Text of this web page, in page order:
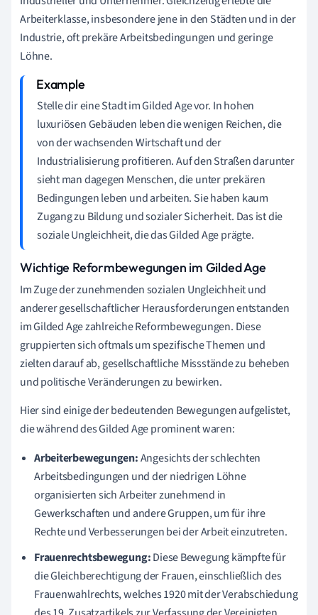
Arbeiterklasse, insbesondere jene in den Städten und in der
Industrie, oft prekäre Arbeitsbedingungen und geringe
Löhne.
Stelle dir eine Stadt im Gilded Age vor. In hohen
luxuriösen Gebäuden leben die wenigen Reichen, die
von der wachsenden Wirtschaft und der
Industrialisierung profitieren. Auf den Straßen darunter
sieht man dagegen Menschen, die unter prekären
Bedingungen leben und arbeiten. Sie haben kaum
Zugang zu Bildung und sozialer Sicherheit. Das ist die
soziale Ungleichheit, die das Gilded Age prägte.
Wichtige Reformbewegungen im Gilded Age
Im Zuge der zunehmenden sozialen Ungleichheit und
anderer gesellschaftlicher Herausforderungen entstanden
im Gilded Age zahlreiche Reformbewegungen. Diese
gruppierten sich oftmals um spezifische Themen und
zielten darauf ab, gesellschaftliche Missstände zu beheben
und politische Veränderungen zu bewirken.
Hier sind einige der bedeutenden Bewegungen aufgelistet,
die während des Gilded Age prominent waren:
Arbeiterbewegungen:Angesichts der schlechten
Arbeitsbedingungen und der niedrigen Löhne
organisierten sich Arbeiter zunehmend in
Gewerkschaften und andere Gruppen, um für ihre
Rechte und Verbesserungen bei der Arbeit einzutreten.
Frauenrechtsbewegung:Diese Bewegung kämpfte für
die Gleichberechtigung der Frauen, einschließlich des
Frauenwahlrechts, welches 1920 mit der Verabschiedung